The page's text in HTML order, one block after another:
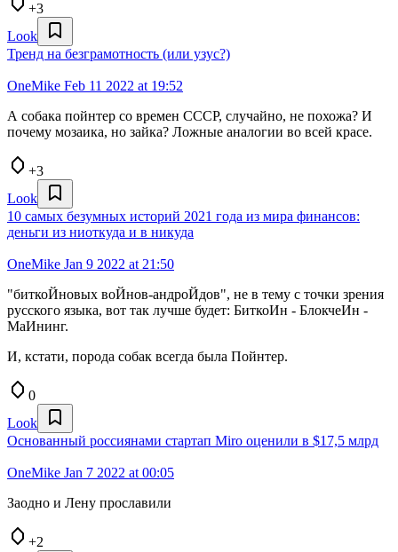
+3
Look
Тренд на безграмотность (или узус?)
OneMike Feb 11 2022 at 19:52
А собака пойнтер со времен СССР, случайно, не похожа? И
почему мозаика, но зайка? Ложные аналогии во всей красе.
+3
Look
10 самых безумных историй 2021 года из мира финансов:
деньги из ниоткуда и в никуда
OneMike Jan 9 2022 at 21:50
"биткоЙновых воЙнов-андроЙдов", не в тему с точки зрения
русского языка, вот так лучше будет: БиткоИн - БлокчеИн -
МаИнинг.
И, кстати, порода собак всегда была Пойнтер.
0
Look
Основанный россиянами стартап Miro оценили в $17,5 млрд
OneMike Jan 7 2022 at 00:05
Заодно и Лену прославили
+2